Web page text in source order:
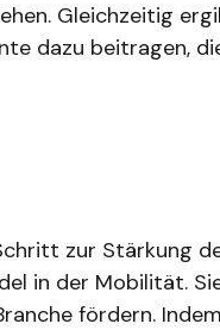
Gleichzeitig
dazu beitragen,
zur Stärkung
in der Mobilität.
fördern.